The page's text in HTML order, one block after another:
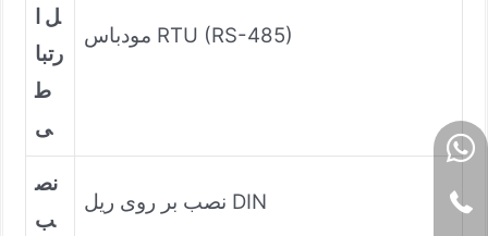
ل ا
رتبا
ط
ی
مودباس RTU (RS-485)
نص
ب
نصب بر روی ریل DIN